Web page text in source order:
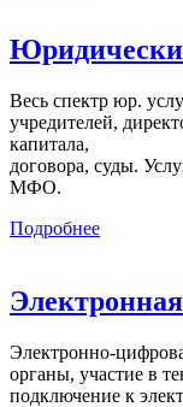
Весь спектр юр.
учредителей,
капитала,
договора, суды.
МФО.
Подробнее
Электронно-
органы, участие в
подключение к